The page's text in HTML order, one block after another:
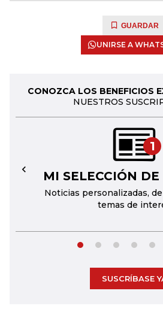
GUARDAR
UNIRSE A
CONOZCA LOS BENEFICIOS
NUESTROS
1
MI SELECCIÓN
Noticias personalizadas,
temas de
←
SUSCRÍBASE